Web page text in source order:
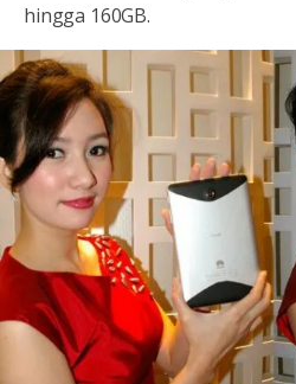
hingga 160GB.